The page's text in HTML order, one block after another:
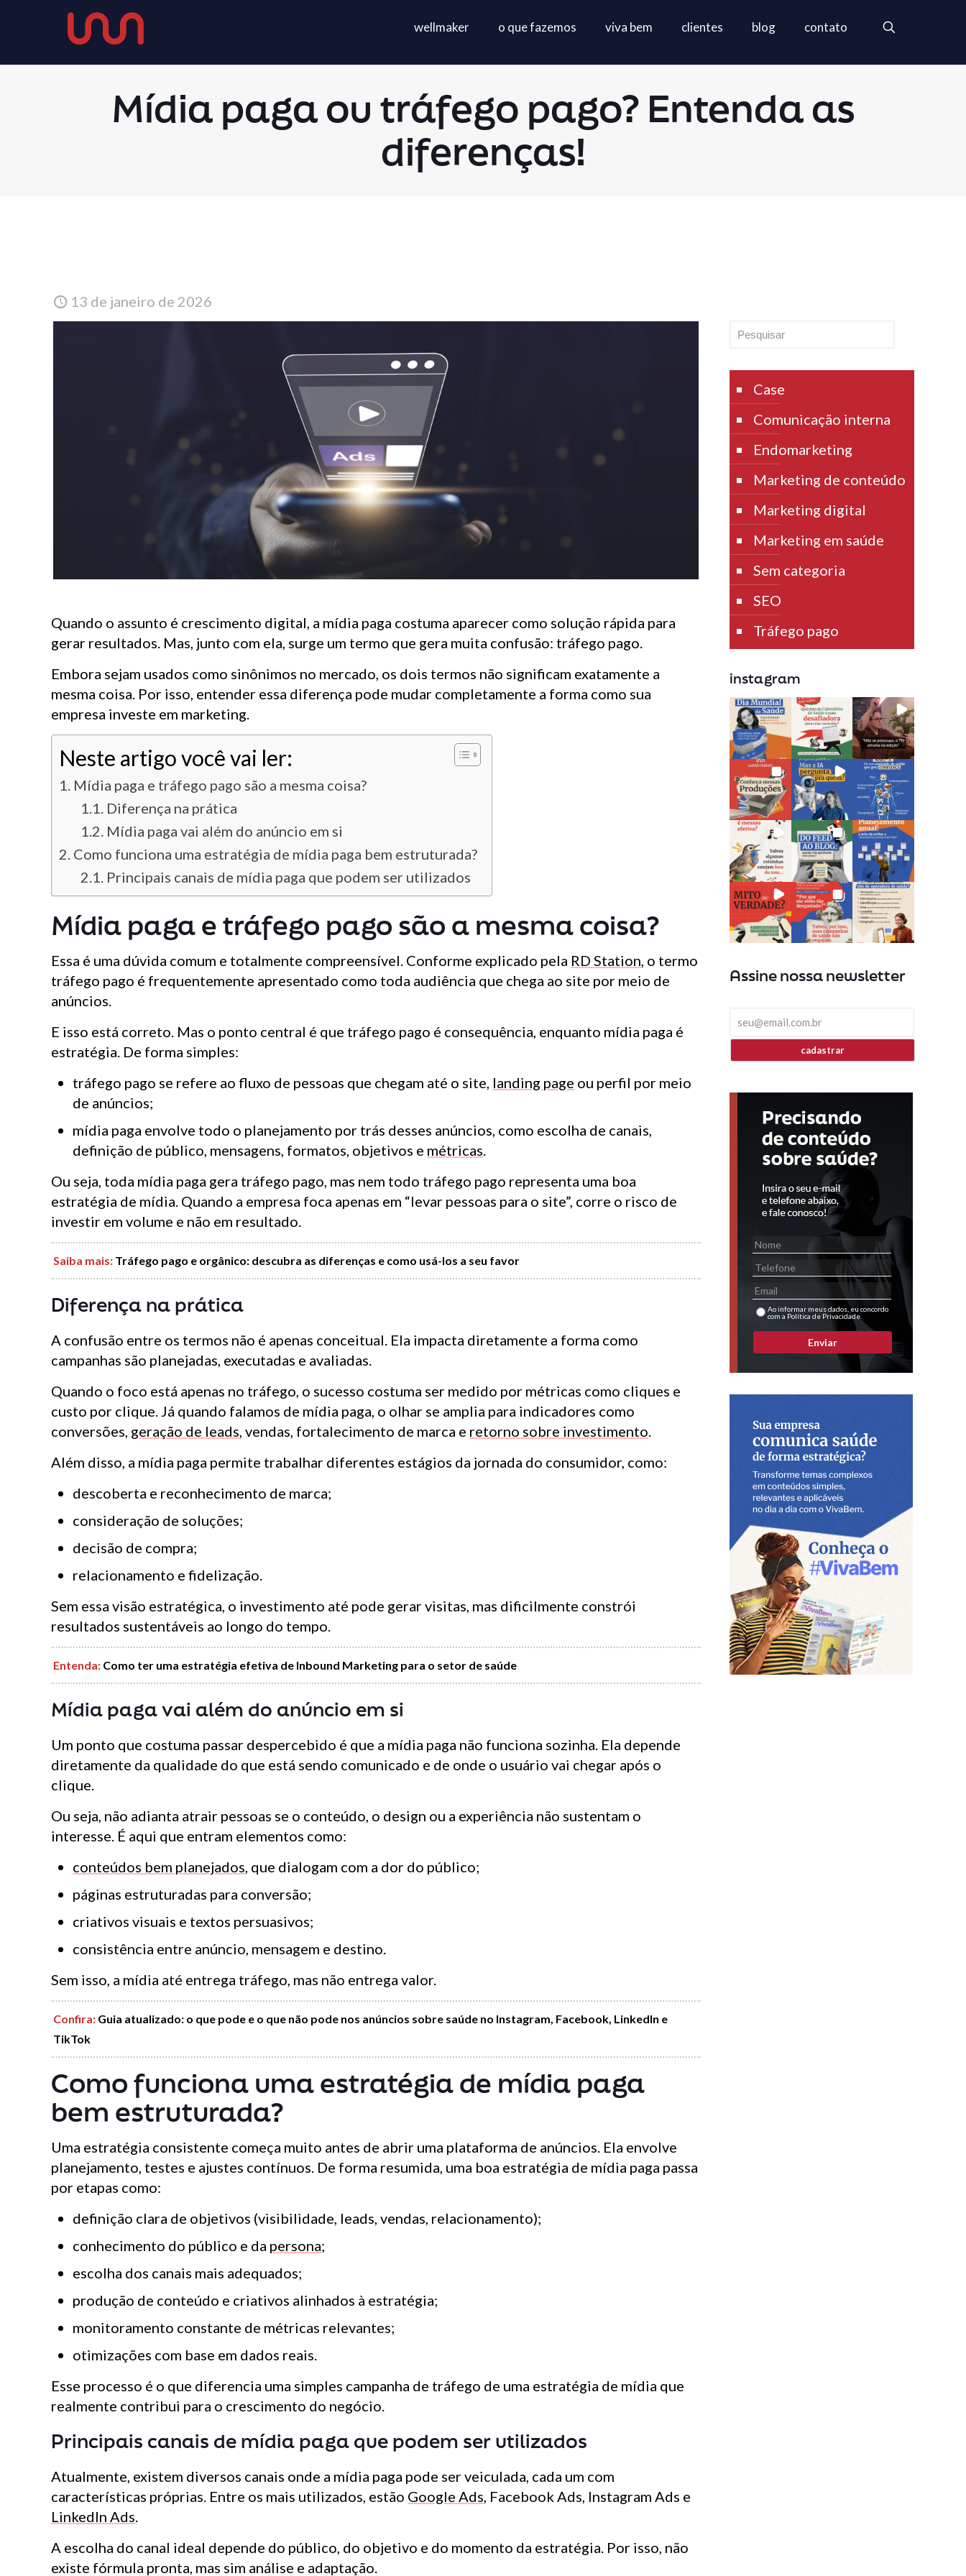
wellmaker o que fazemos viva bem clientes blog contato
Mídia paga ou tráfego pago? Entenda as
diferenças!
13 de janeiro de 2026
Quando o assunto é crescimento digital, a mídia paga costuma aparecer como solução rápida para
gerar resultados. Mas, junto com ela, surge um termo que gera muita confusão: tráfego pago.
Embora sejam usados como sinônimos no mercado, os dois termos não significam exatamente a
mesma coisa. Por isso, entender essa diferença pode mudar completamente a forma como sua
empresa investe em marketing.
Neste artigo você vai ler:
Mídia paga e tráfego pago são a mesma coisa?
Diferença na prática
Mídia paga vai além do anúncio em si
Como funciona uma estratégia de mídia paga bem estruturada?
Principais canais de mídia paga que podem ser utilizados
Mídia paga e tráfego pago são a mesma coisa?
Essa é uma dúvida comum e totalmente compreensível. Conforme explicado pela RD Station, o termo
tráfego pago é frequentemente apresentado como toda audiência que chega ao site por meio de
anúncios.
E isso está correto. Mas o ponto central é que tráfego pago é consequência, enquanto mídia paga é
estratégia. De forma simples:
tráfego pago se refere ao fluxo de pessoas que chegam até o site, landing page ou perfil por meio
de anúncios;
mídia paga envolve todo o planejamento por trás desses anúncios, como escolha de canais,
definição de público, mensagens, formatos, objetivos e métricas.
Ou seja, toda mídia paga gera tráfego pago, mas nem todo tráfego pago representa uma boa
estratégia de mídia. Quando a empresa foca apenas em “levar pessoas para o site”, corre o risco de
investir em volume e não em resultado.
Saiba mais: Tráfego pago e orgânico: descubra as diferenças e como usá-los a seu favor
Diferença na prática
A confusão entre os termos não é apenas conceitual. Ela impacta diretamente a forma como
campanhas são planejadas, executadas e avaliadas.
Quando o foco está apenas no tráfego, o sucesso costuma ser medido por métricas como cliques e
custo por clique. Já quando falamos de mídia paga, o olhar se amplia para indicadores como
conversões, geração de leads, vendas, fortalecimento de marca e retorno sobre investimento.
Além disso, a mídia paga permite trabalhar diferentes estágios da jornada do consumidor, como:
descoberta e reconhecimento de marca;
consideração de soluções;
decisão de compra;
relacionamento e fidelização.
Sem essa visão estratégica, o investimento até pode gerar visitas, mas dificilmente constrói
resultados sustentáveis ao longo do tempo.
Entenda: Como ter uma estratégia efetiva de Inbound Marketing para o setor de saúde
Mídia paga vai além do anúncio em si
Um ponto que costuma passar despercebido é que a mídia paga não funciona sozinha. Ela depende
diretamente da qualidade do que está sendo comunicado e de onde o usuário vai chegar após o
clique.
Ou seja, não adianta atrair pessoas se o conteúdo, o design ou a experiência não sustentam o
interesse. É aqui que entram elementos como:
conteúdos bem planejados, que dialogam com a dor do público;
páginas estruturadas para conversão;
criativos visuais e textos persuasivos;
consistência entre anúncio, mensagem e destino.
Sem isso, a mídia até entrega tráfego, mas não entrega valor.
Confira: Guia atualizado: o que pode e o que não pode nos anúncios sobre saúde no Instagram, Facebook, LinkedIn e
TikTok
Como funciona uma estratégia de mídia paga
bem estruturada?
Uma estratégia consistente começa muito antes de abrir uma plataforma de anúncios. Ela envolve
planejamento, testes e ajustes contínuos. De forma resumida, uma boa estratégia de mídia paga passa
por etapas como:
definição clara de objetivos (visibilidade, leads, vendas, relacionamento);
conhecimento do público e da persona;
escolha dos canais mais adequados;
produção de conteúdo e criativos alinhados à estratégia;
monitoramento constante de métricas relevantes;
otimizações com base em dados reais.
Esse processo é o que diferencia uma simples campanha de tráfego de uma estratégia de mídia que
realmente contribui para o crescimento do negócio.
Principais canais de mídia paga que podem ser utilizados
Atualmente, existem diversos canais onde a mídia paga pode ser veiculada, cada um com
características próprias. Entre os mais utilizados, estão Google Ads, Facebook Ads, Instagram Ads e
LinkedIn Ads.
A escolha do canal ideal depende do público, do objetivo e do momento da estratégia. Por isso, não
existe fórmula pronta, mas sim análise e adaptação.
Pesquisar
Case
Comunicação interna
Endomarketing
Marketing de conteúdo
Marketing digital
Marketing em saúde
Sem categoria
SEO
Tráfego pago
instagram
Assine nossa newsletter
cadastrar
Ao informar meus dados, eu concordo
com a Política de Privacidade.
Enviar